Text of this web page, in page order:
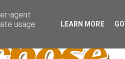
agent
usage
LEARN MORE